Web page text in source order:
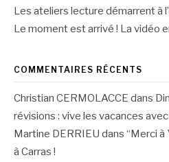
Les ateliers lecture démarrent à
Le moment est arrivé ! La vidéo
COMMENTAIRES RÉCENTS
Christian CERMOLACCE dans
révisions : vive les vacances
Martine DERRIEU dans “Merci à
à Carras !